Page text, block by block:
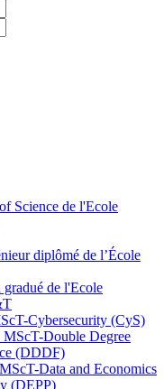
Science de l'Ecole
diplômé de l’École
de l'Ecole
Cybersecurity (CyS)
Double Degree
(DDDF)
Data and Economics
(DEPP)